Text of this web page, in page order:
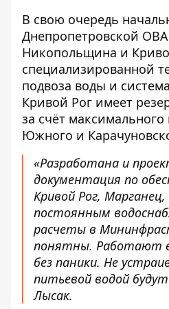
В свою очередь
Днепропетровской
Никопольщина и
специализированной
подвоза воды и
Кривой Рог имеет
за счёт
Южного и
«Разработана и
документация по
Кривой Рог,
постоянным
расчеты в
понятны. Работают
без паники. Не
питьевой водой
Лысак.